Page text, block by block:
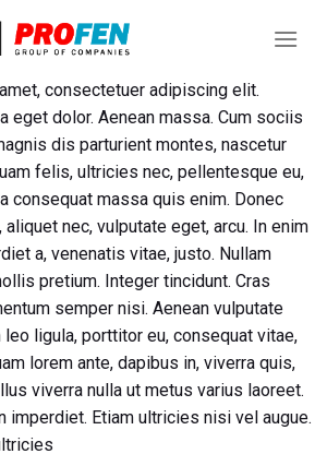
consectetuer adipiscing elit.
eget dolor. Aenean massa. Cum sociis
dis parturient montes, nascetur
felis, ultricies nec, pellentesque eu,
consequat massa quis enim. Donec
nec, vulputate eget, arcu. In enim
a, venenatis vitae, justo. Nullam
pretium. Integer tincidunt. Cras
semper nisi. Aenean vulputate
ligula, porttitor eu, consequat vitae,
lorem ante, dapibus in, viverra quis,
viverra nulla ut metus varius laoreet.
imperdiet. Etiam ultricies nisi vel augue.